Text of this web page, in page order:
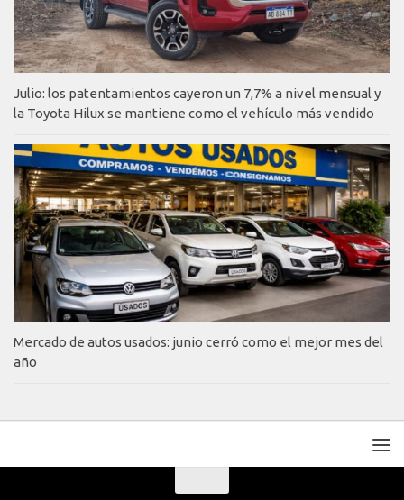
Julio: los patentamientos cayeron un 7,7% a nivel mensual y
la Toyota Hilux se mantiene como el vehículo más vendido
Mercado de autos usados: junio cerró como el mejor mes del
año